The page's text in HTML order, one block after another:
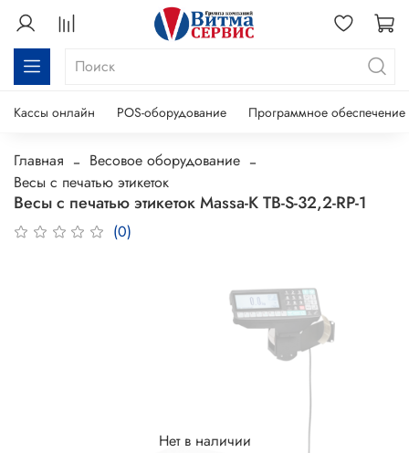
Кассы онлайн POS-оборудование Программное обеспечение
Главная
Весовое оборудование
Весы с печатью этикеток
Весы с печатью этикеток Massa-K ТВ-S-32,2-RP-1
(0)
Нет в наличии